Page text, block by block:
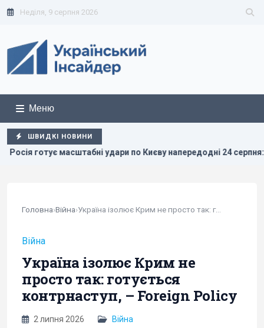
Неділя, 9 серпня 2026
Меню
ШВИДКІ НОВИНИ
по Києву напередодні 24 серпня: в ISW розкрили цілі
Головна›Війна› Україна ізолює Крим не просто так: готується...
Війна
Україна ізолює Крим не
просто так: готується
контрнаступ, – Foreign Policy
2 липня 2026 Війна